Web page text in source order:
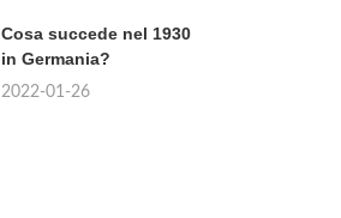
Cosa succede nel 1930
in Germania?
2022-01-26